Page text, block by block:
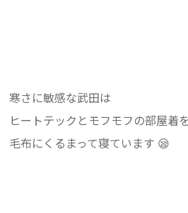
寒さに敏感な武田は
ヒートテックとモフモフの部屋着
毛布にくるまって寝ています 😪